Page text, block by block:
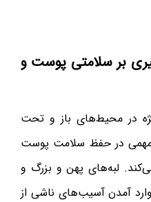
بر سلامتی پوست و
در محیط‌های باز و تحت
در حفظ سلامت پوست
لبه‌های پهن و بزرگ و
آمدن آسیب‌های ناشی از